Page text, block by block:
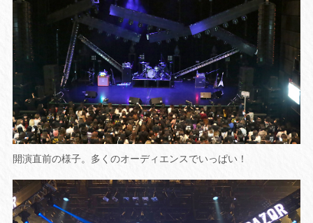
開演直前の様子。多くのオーディエンスでいっぱい！